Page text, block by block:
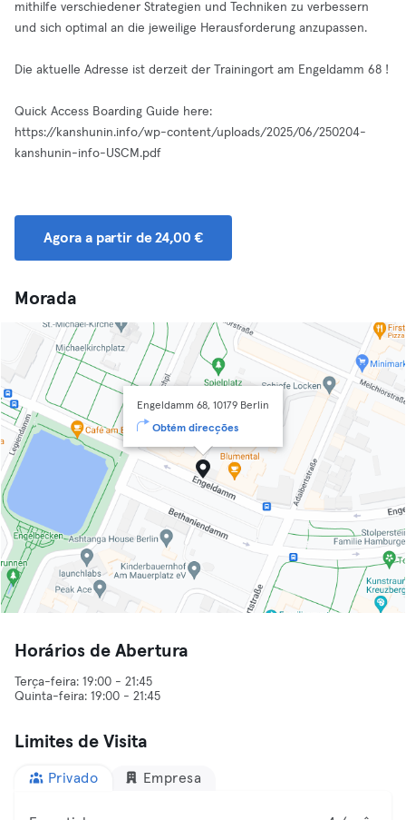
mithilfe verschiedener Strategien und Techniken zu verbessern
und sich optimal an die jeweilige Herausforderung anzupassen.
Die aktuelle Adresse ist derzeit der Trainingort am Engeldamm 68 !
Quick Access Boarding Guide here:
https://kanshunin.info/wp-content/uploads/2025/06/250204-
kanshunin-info-USCM.pdf
Agora a partir de 24,00 €
Morada
Engeldamm 68, 10179 Berlin
Obtém direcções
Horários de Abertura
Terça-feira: 19:00 - 21:45
Limites de Visita
Privado Empresa